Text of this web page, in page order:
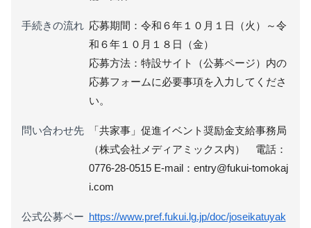
手続きの流れ 応募期間：令和６年１０月１日（火）～令
和６年１０月１８日（金）
応募方法：特設サイト（公募ページ）内の
応募フォームに必要事項を入力してくださ
い。
問い合わせ先
「共家事」促進イベント奨励金支給事務局
（株式会社メディアミックス内） 電話：
0776-28-0515 E-mail：entry@fukui-tomokaj
i.com
公式公募ペー https://www.pref.fukui.lg.jp/doc/joseikatuyak